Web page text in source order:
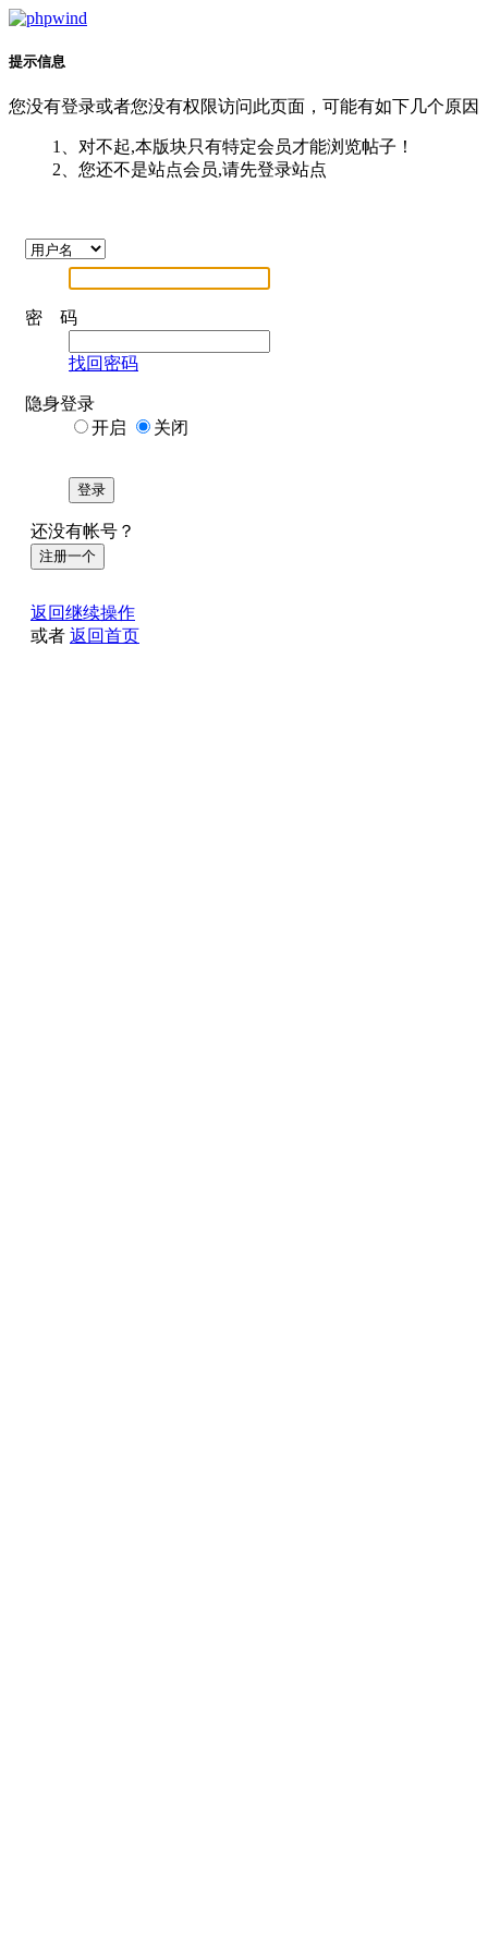
提示信息
您没有登录或者您没有权限访问此页面，可能有如下几个原因
1、对不起,本版块只有特定会员才能浏览帖子！
2、您还不是站点会员,请先登录站点
密 码
找回密码
隐身登录
开启
关闭
登录
还没有帐号？
注册一个
返回继续操作
或者 返回首页